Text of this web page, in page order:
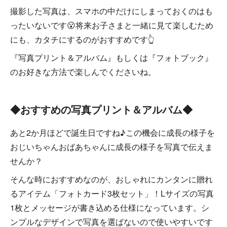
撮影した写真は、スマホの中だけにしまっておくのはも
ったいないです😮将来お子さまと一緒に見て楽しむため
にも、カタチにするのがおすすめです👆
『写真プリント＆アルバム』もしくは『フォトブック』
のお好きな方法で楽しんでくださいね。
◆おすすめの写真プリント＆アルバム◆
あと2か月ほどで誕生日ですね♪この機会に成長の様子を
おじいちゃんおばあちゃんに成長の様子を写真で伝えま
せんか？
そんな時におすすめなのが、おしゃれにカンタンに贈れ
るアイテム「フォトカード3枚セット」！Lサイズの写真
1枚とメッセージが書き込める仕様になっています。シ
ンプルなデザインで写真を選ばないので使いやすいです